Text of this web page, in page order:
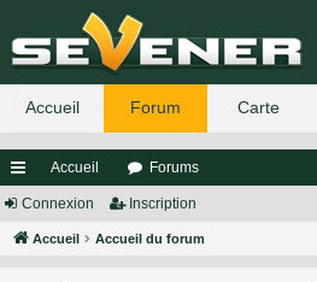
ac
co
Accueil Forums
Connexion Inscription
Accueil Accueil du forum